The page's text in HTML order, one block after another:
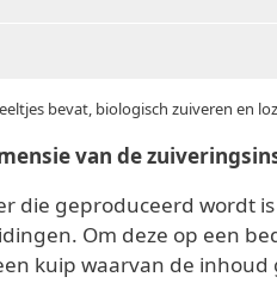
bevat, biologisch zuiveren en
van de
die geproduceerd wordt
Om deze op een
kuip waarvan de